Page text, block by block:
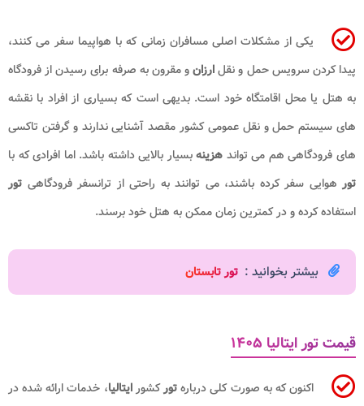
یکی از مشکلات اصلی مسافران زمانی که با هواپیما سفر می کنند،
پیدا کردن سرویس حمل و نقلارزانو مقرون به صرفه برای رسیدن از فرودگاه
به هتل یا محل اقامتگاه خود است. بدیهی است که بسیاری از افراد با نقشه
های سیستم حمل و نقل عمومی کشور مقصد آشنایی ندارند و گرفتن تاکسی
های فرودگاهی هم می تواند هزینهبسیار بالایی داشته باشد. اما افرادی که با
تور هوایی سفر کرده باشند، می توانند به راحتی از ترانسفر فرودگاهی تور
استفاده کرده و در کمترین زمان ممکن به هتل خود برسند.
بیشتر بخوانید : تور تابستان
قیمت تور ایتالیا ۱۴۰۵
اکنون که به صورت کلی دربارهتورکشورایتالیا، خدمات ارائه شده در